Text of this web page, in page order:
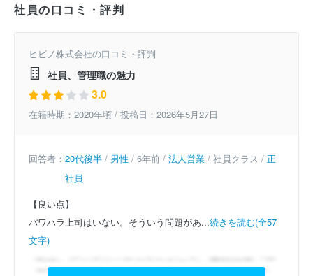
社員の口コミ・評判
ヒビノ株式会社の口コミ・評判
社員、管理職の魅力
3.0
在籍時期：2020年頃 / 投稿日：2026年5月27日
回答者： 20代後半 / 男性 / 6年前 / 法人営業 / 社員クラス / 正
社員
【良い点】
パワハラ上司はいない。そういう問題があ...続きを読む(全57
文字)